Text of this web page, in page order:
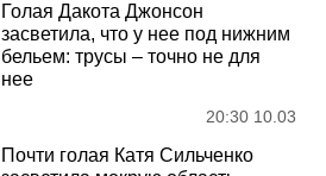
Голая Дакота Джонсон
засветила, что у нее под нижним
бельем: трусы – точно не для
нее
20:30 10.03
Почти голая Катя Сильченко